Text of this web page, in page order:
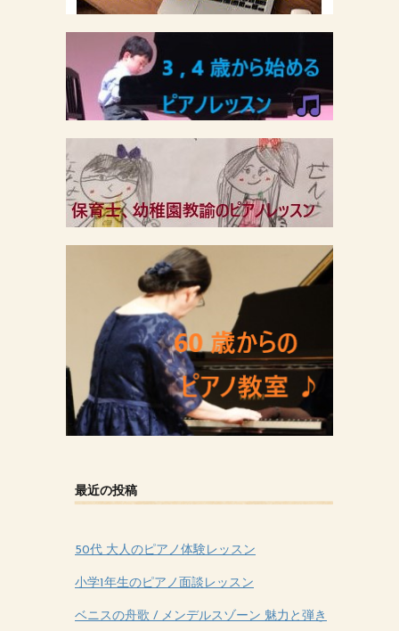
最近の投稿
50代 大人のピアノ体験レッスン
小学1年生のピアノ面談レッスン
ベニスの舟歌 / メンデルスゾーン 魅力と弾き